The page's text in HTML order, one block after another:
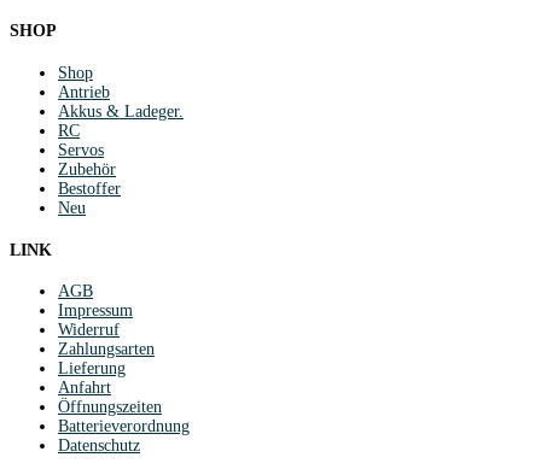
SHOP
Shop
Antrieb
Akkus & Ladeger.
RC
Servos
Zubehör
Bestoffer
Neu
LINK
AGB
Impressum
Widerruf
Zahlungsarten
Lieferung
Anfahrt
Öffnungszeiten
Batterieverordnung
Datenschutz